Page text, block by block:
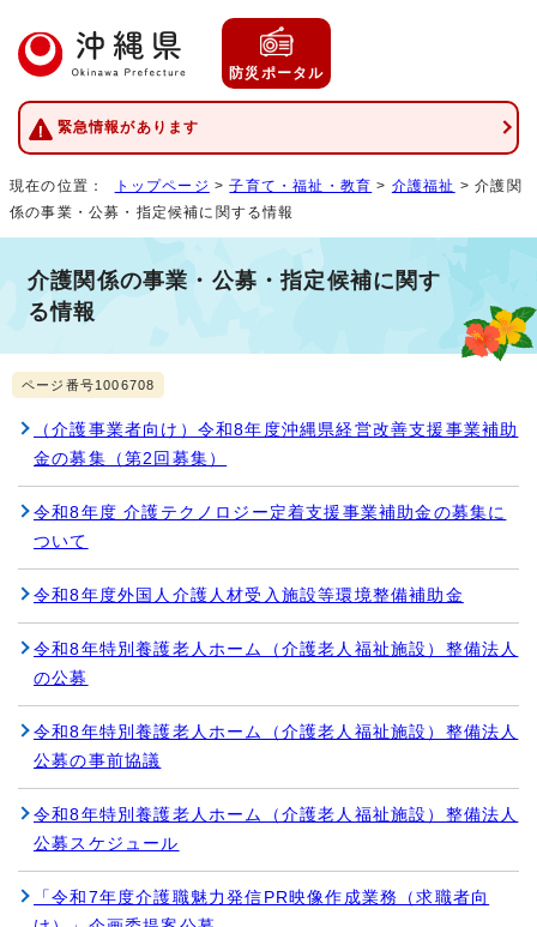
防災ポータル
緊急情報があります
現在の位置： トップページ >子育て・福祉・教育 > 介護福祉 > 介護関
係の事業・公募・指定候補に関する情報
介護関係の事業・公募・指定候補に関す
る情報
ページ番号1006708
（介護事業者向け）令和8年度沖縄県経営改善支援事業補助
金の募集（第2回募集）
令和8年度 介護テクノロジー定着支援事業補助金の募集に
ついて
令和8年度外国人介護人材受入施設等環境整備補助金
令和8年特別養護老人ホーム（介護老人福祉施設）整備法人
の公募
令和8年特別養護老人ホーム（介護老人福祉施設）整備法人
公募の事前協議
令和8年特別養護老人ホーム（介護老人福祉施設）整備法人
公募スケジュール
「令和7年度介護職魅力発信PR映像作成業務（求職者向